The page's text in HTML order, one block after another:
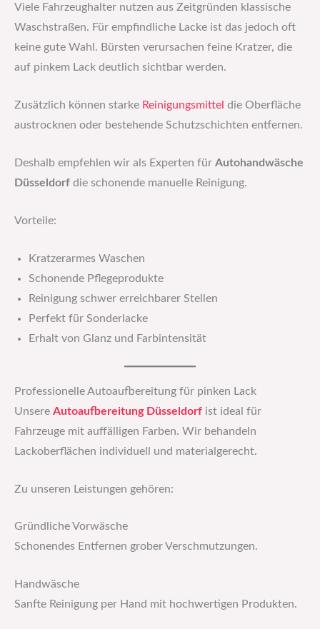
Viele Fahrzeughalter nutzen aus Zeitgründen klassische
Waschstraßen. Für empfindliche Lacke ist das jedoch oft
keine gute Wahl. Bürsten verursachen feine Kratzer, die
auf pinkem Lack deutlich sichtbar werden.
Zusätzlich können starke Reinigungsmittel die Oberfläche
austrocknen oder bestehende Schutzschichten entfernen.
Deshalb empfehlen wir als Experten für Autohandwäsche
Düsseldorf die schonende manuelle Reinigung.
Vorteile:
Kratzerarmes Waschen
Schonende Pflegeprodukte
Reinigung schwer erreichbarer Stellen
Perfekt für Sonderlacke
Erhalt von Glanz und Farbintensität
Professionelle Autoaufbereitung für pinken Lack
Unsere Autoaufbereitung Düsseldorf ist ideal für
Fahrzeuge mit auffälligen Farben. Wir behandeln
Lackoberflächen individuell und materialgerecht.
Zu unseren Leistungen gehören:
Gründliche Vorwäsche
Schonendes Entfernen grober Verschmutzungen.
Handwäsche
Sanfte Reinigung per Hand mit hochwertigen Produkten.